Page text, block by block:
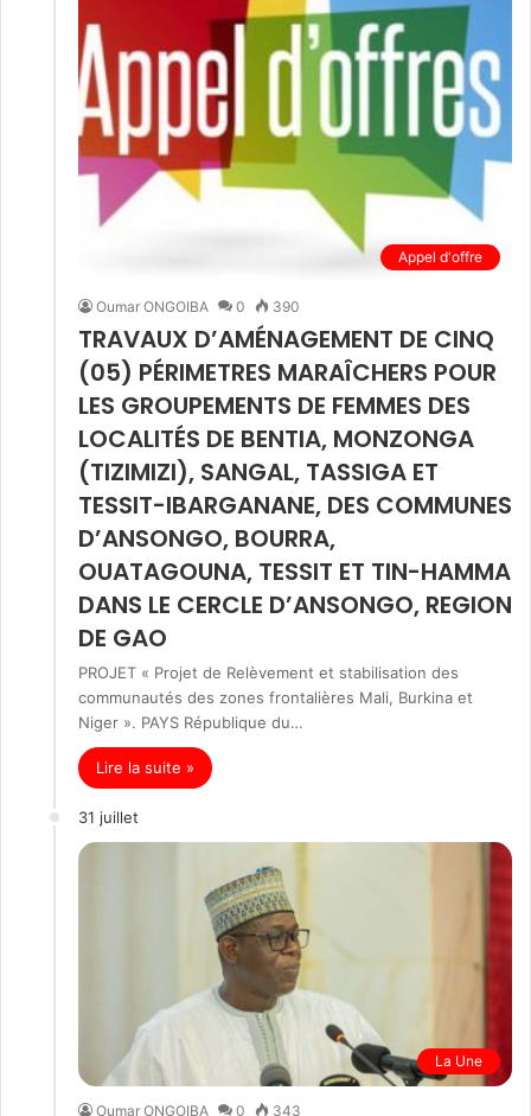
Appel d'offre
Oumar ONGOIBA 0 390
TRAVAUX D’AMÉNAGEMENT DE CINQ
(05) PÉRIMETRES MARAÎCHERS POUR
LES GROUPEMENTS DE FEMMES DES
LOCALITÉS DE BENTIA, MONZONGA
(TIZIMIZI), SANGAL, TASSIGA ET
TESSIT-IBARGANANE, DES COMMUNES
D’ANSONGO, BOURRA,
OUATAGOUNA, TESSIT ET TIN-HAMMA
DANS LE CERCLE D’ANSONGO, REGION
DE GAO
PROJET « Projet de Relèvement et stabilisation des
communautés des zones frontalières Mali, Burkina et
Niger ». PAYS République du…
Lire la suite »
31 juillet
La Une
Oumar ONGOIBA 0 343